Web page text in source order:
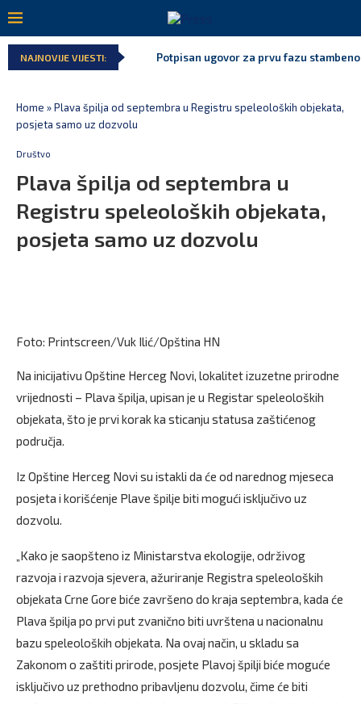
NAJNOVIJE VIJESTI: Potpisan ugovor za prvu fazu
Home »Plava špilja od septembra u Registru speleoloških objekata,
posjeta samo uz dozvolu
Društvo
Plava špilja od septembra u
Registru speleoloških objekata,
posjeta samo uz dozvolu
Foto: Printscreen/Vuk Ilić/Opština HN
Na inicijativu Opštine Herceg Novi, lokalitet izuzetne prirodne
vrijednosti – Plava špilja, upisan je u Registar speleoloških
objekata, što je prvi korak ka sticanju statusa zaštićenog
područja.
Iz Opštine Herceg Novi su istakli da će od narednog mjeseca
posjeta i korišćenje Plave špilje biti mogući isključivo uz
dozvolu.
„Kako je saopšteno iz Ministarstva ekologije, održivog
razvoja i razvoja sjevera, ažuriranje Registra speleoloških
objekata Crne Gore biće završeno do kraja septembra, kada će
Plava špilja po prvi put zvanično biti uvrštena u nacionalnu
bazu speleoloških objekata. Na ovaj način, u skladu sa
Zakonom o zaštiti prirode, posjete Plavoj špilji biće moguće
isključivo uz prethodno pribavljenu dozvolu, čime će biti